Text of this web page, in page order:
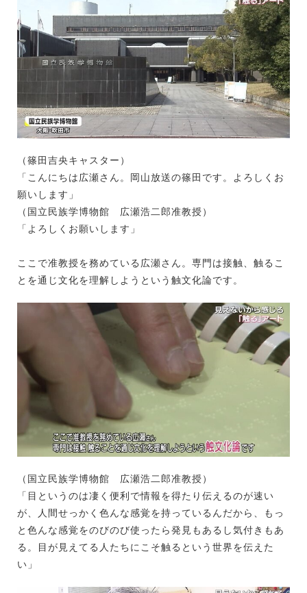
（篠田吉央キャスター）
「こんにちは広瀬さん。岡山放送の篠田です。よろしくお
願いします」
（国立民族学博物館 広瀬浩二郎准教授）
「よろしくお願いします」
ここで准教授を務めている広瀬さん。専門は接触、触るこ
とを通じ文化を理解しようという触文化論です。
（国立民族学博物館 広瀬浩二郎准教授）
「目というのは凄く便利で情報を得たり伝えるのが速い
が、人間せっかく色んな感覚を持っているんだから、もっ
と色んな感覚をのびのび使ったら発見もあるし気付きもあ
る。目が見えてる人たちにこそ触るという世界を伝えた
い」